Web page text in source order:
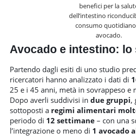
benefici per la
dell’intestino
consumo
avocado.
Avocado e intestino: lo
Partendo dagli esiti di uno studio
ricercatori hanno analizzato i dati di
25 e i 45 anni, metà in sovrappeso e
Dopo averli suddivisi in due gruppi,
sottoposti a regimi alimentari
periodo di 12 settimane – con una
l’integrazione o meno di 1 avocado